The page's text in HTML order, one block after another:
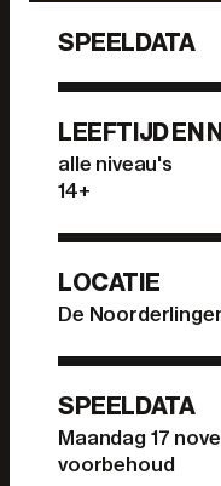
SPEELDATA
LEEFTIJD EN
alle niveau's
14+
LOCATIE
De
SPEELDATA
Maandag 17
voorbehoud